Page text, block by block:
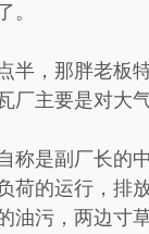
。
半，那胖老板
厂主要是对大
称是副厂长的
荷的运行，排
油污，两边寸